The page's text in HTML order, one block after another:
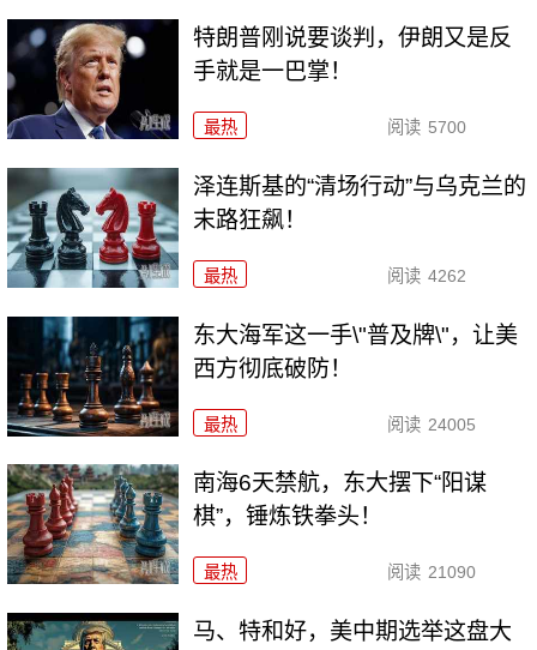
特朗普刚说要谈判，伊朗又是反
手就是一巴掌！
最热 阅读 5700
泽连斯基的“清场行动”与乌克兰的
末路狂飙！
最热 阅读 4262
东大海军这一手\"普及牌\"，让美
西方彻底破防！
最热 阅读 24005
南海6天禁航，东大摆下“阳谋
棋”，锤炼铁拳头！
最热 阅读 21090
马、特和好，美中期选举这盘大